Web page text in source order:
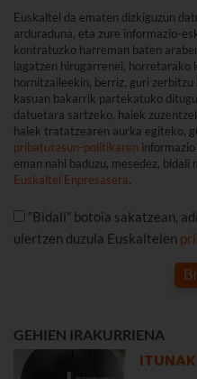
Euskaltel da ematen dizkiguzun
arduraduna, eta zure informazio-
kontratuzko harreman baten
lagatzen hirugarrenei, horretarako
hornitzaileekin, berriz, guri
kasuan bakarrik partekatuko
datuetara sartzeko, haiek
haiek tratatzearen aurka egiteko,
pribatutasun-politikaren
eman nahi baduzu, mesedez,
Euskaltel Enpresasera.
“Bidali” botoia sakatzean,
ulertzen duzula Euskaltelen
GEHIEN IRAKURRIENA
ITUNAK